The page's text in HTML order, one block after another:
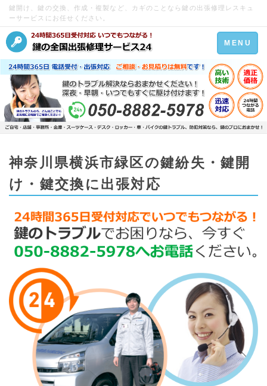
鍵開け、鍵の交換、作成・複製など、カギのことなら鍵の出張修理レスキュ
ーサービスにお任せください。
Toggle
navigation
MENU
神奈川県横浜市緑区の鍵紛失・鍵開
け・鍵交換に出張対応